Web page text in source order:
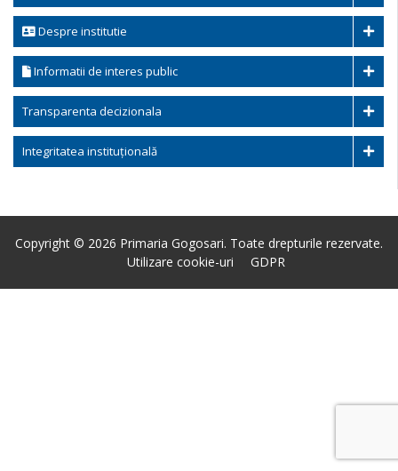
Despre institutie
Informatii de interes public
Transparenta decizionala
Integritatea instituțională
Copyright © 2026 Primaria Gogosari. Toate drepturile rezervate.
Utilizare cookie-uri
GDPR